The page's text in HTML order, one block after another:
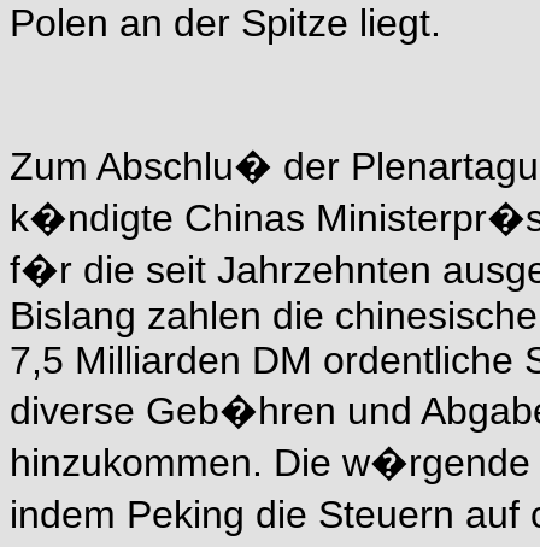
Polen an der Spitze liegt.
Zum Abschlu� der
k�ndigte Chinas
f�r die seit Jahrzehnten
Bislang zahlen die
7,5 Milliarden DM ordentliche
diverse Geb�hren und
hinzukommen. Die
indem Peking die Steuern